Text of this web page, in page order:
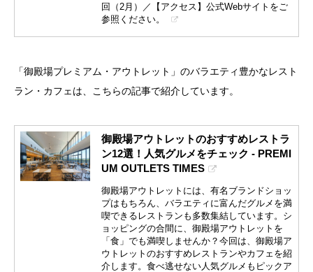
回（2月）／【アクセス】公式Webサイトをご
参照ください。
「御殿場プレミアム・アウトレット」のバラエティ豊かなレスト
ラン・カフェは、こちらの記事で紹介しています。
御殿場アウトレットのおすすめレストラ
ン12選！人気グルメをチェック - PREMI
UM OUTLETS TIMES
御殿場アウトレットには、有名ブランドショッ
プはもちろん、バラエティに富んだグルメを満
喫できるレストランも多数集結しています。シ
ョッピングの合間に、御殿場アウトレットを
「食」でも満喫しませんか？今回は、御殿場ア
ウトレットのおすすめレストランやカフェを紹
介します。食べ逃せない人気グルメもピックア